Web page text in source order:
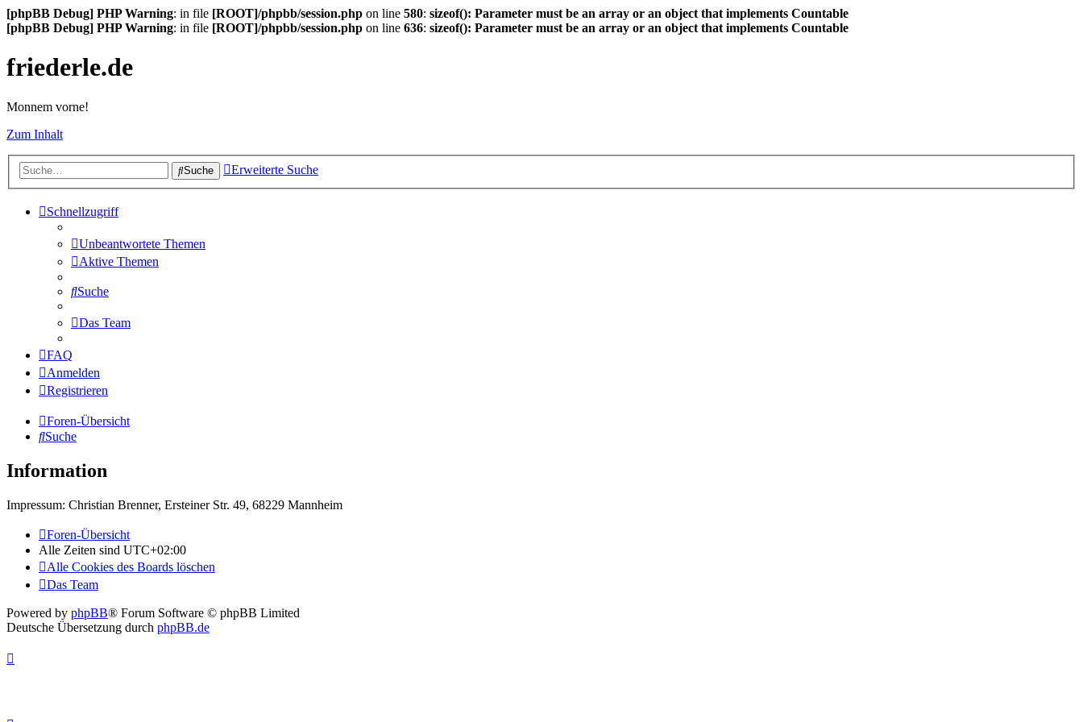
[phpBB Debug] PHP Warning: in file [ROOT]/phpbb/session.php on line 580: sizeof(): Parameter must be an array or an object that implements Countable
[phpBB Debug] PHP Warning: in file [ROOT]/phpbb/session.php on line 636: sizeof(): Parameter must be an array or an object that implements Countable
friederle.de
Monnem vorne!
Zum Inhalt
Suche Erweiterte Suche
Schnellzugriff
Unbeantwortete Themen
Aktive Themen
Suche
Das Team
FAQ
Anmelden
Registrieren
Foren-Übersicht
Suche
Information
Impressum: Christian Brenner, Ersteiner Str. 49, 68229 Mannheim
Foren-Übersicht
Alle Zeiten sind UTC+02:00
Alle Cookies des Boards löschen
Das Team
Powered by phpBB® Forum Software © phpBB Limited
Deutsche Übersetzung durch phpBB.de